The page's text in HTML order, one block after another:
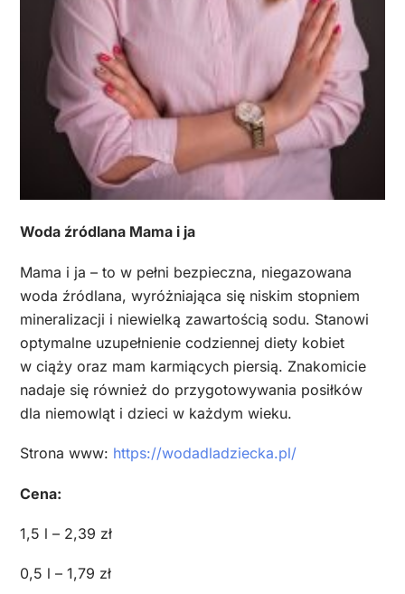
Woda źródlana Mama i ja
Mama i ja – to w pełni bezpieczna, niegazowana
woda źródlana, wyróżniająca się niskim stopniem
mineralizacji i niewielką zawartością sodu. Stanowi
optymalne uzupełnienie codziennej diety kobiet
w ciąży oraz mam karmiących piersią. Znakomicie
nadaje się również do przygotowywania posiłków
dla niemowląt i dzieci w każdym wieku.
Strona www: https://wodadladziecka.pl/
Cena:
1,5 l – 2,39 zł
0,5 l – 1,79 zł